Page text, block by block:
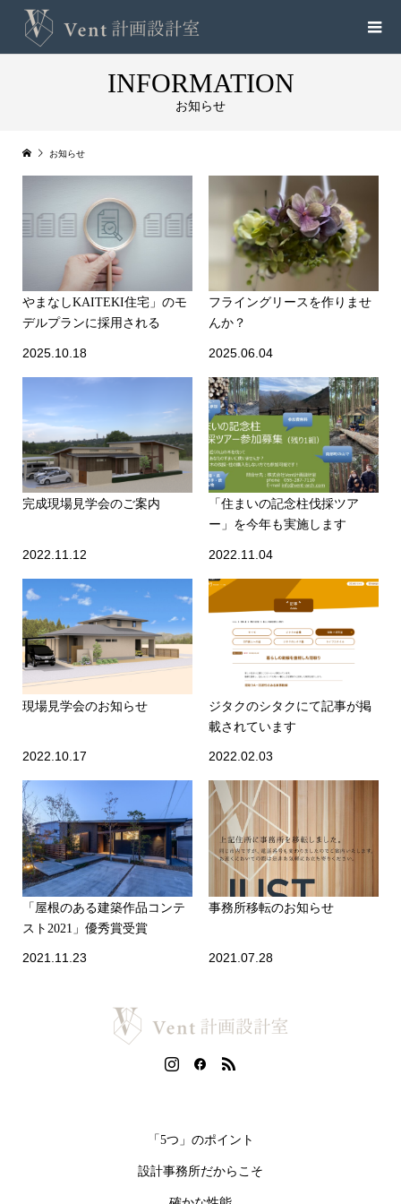
INFORMATION
お知らせ
お知らせ
やまなしKAITEKI住宅」のモ
デルプランに採用される
2025.10.18
フライングリースを作りませ
んか？
2025.06.04
完成現場見学会のご案内
2022.11.12
「住まいの記念柱伐採ツア
ー」を今年も実施します
2022.11.04
現場見学会のお知らせ
2022.10.17
ジタクのシタクにて記事が掲
載されています
2022.02.03
「屋根のある建築作品コンテ
スト2021」優秀賞受賞
2021.11.23
事務所移転のお知らせ
2021.07.28
「5つ」のポイント
設計事務所だからこそ